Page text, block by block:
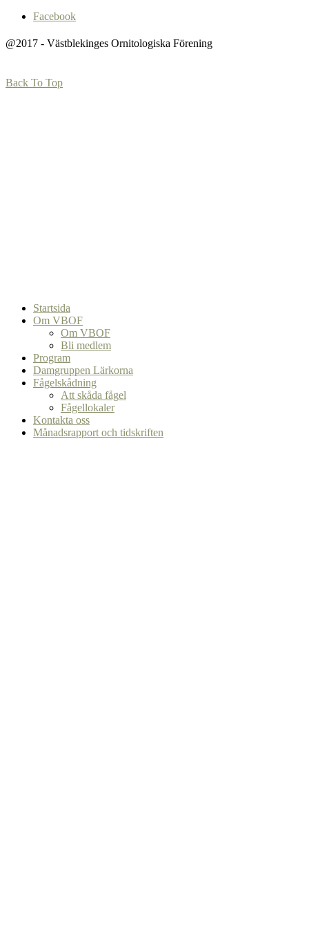
Facebook
@2017 - Västblekinges Ornitologiska Förening
Back To Top
Startsida
Om VBOF
Om VBOF
Bli medlem
Program
Damgruppen Lärkorna
Fågelskådning
Att skåda fågel
Fågellokaler
Kontakta oss
Månadsrapport och tidskriften